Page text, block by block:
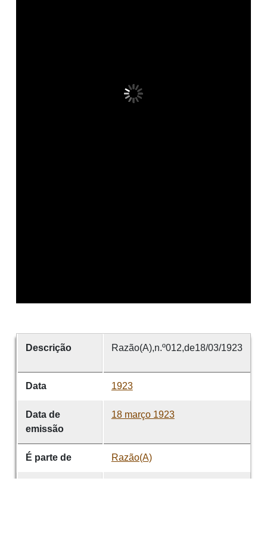
Descrição Razão(A),n.º012,de18/03/1923
Data 1923
Data de
emissão
18 março 1923
É parte de Razão(A)